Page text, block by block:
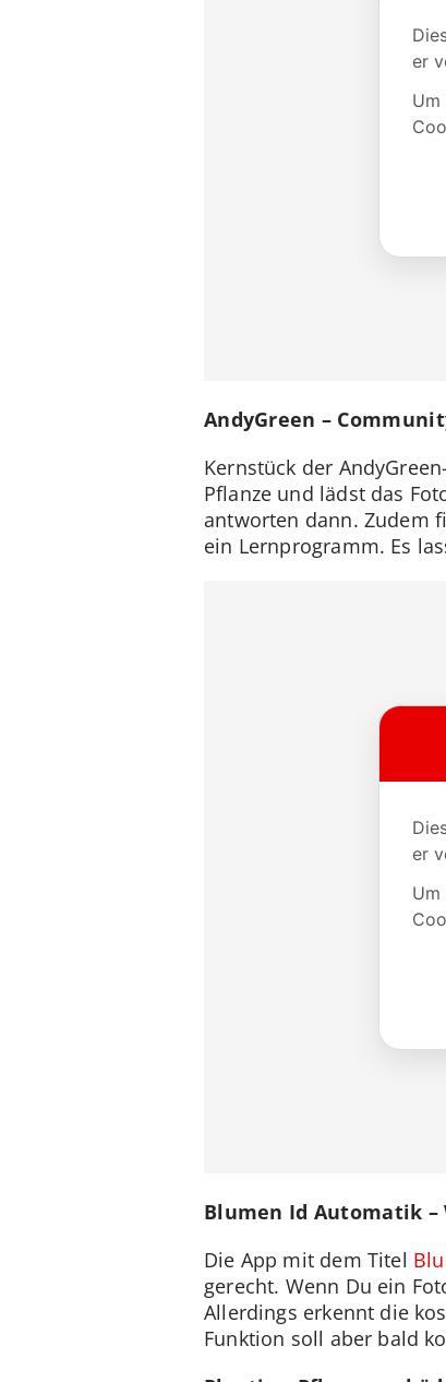
AndyGreen –
Kernstück der
Pflanze und lädst das
antworten dann. Zudem
ein Lernprogramm. Es
Blumen Id Automatik
Die App mit dem Titel
gerecht. Wenn Du ein
Allerdings erkennt die
Funktion soll aber bald